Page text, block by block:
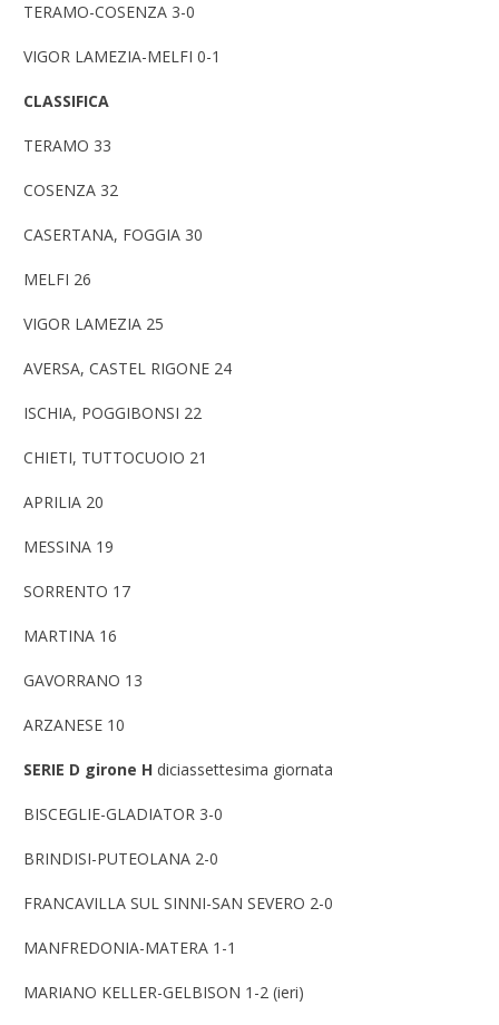
TERAMO-COSENZA 3-0
VIGOR LAMEZIA-MELFI 0-1
CLASSIFICA
TERAMO 33
COSENZA 32
CASERTANA, FOGGIA 30
MELFI 26
VIGOR LAMEZIA 25
AVERSA, CASTEL RIGONE 24
ISCHIA, POGGIBONSI 22
CHIETI, TUTTOCUOIO 21
APRILIA 20
MESSINA 19
SORRENTO 17
MARTINA 16
GAVORRANO 13
ARZANESE 10
SERIE D girone H diciassettesima giornata
BISCEGLIE-GLADIATOR 3-0
BRINDISI-PUTEOLANA 2-0
FRANCAVILLA SUL SINNI-SAN SEVERO 2-0
MANFREDONIA-MATERA 1-1
MARIANO KELLER-GELBISON 1-2 (ieri)